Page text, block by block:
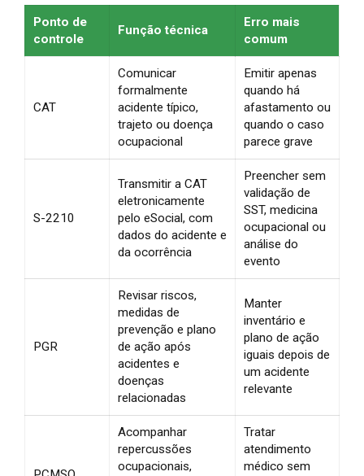
Ponto de
controle
Função técnica
Erro mais
comum
CAT
Comunicar
formalmente
acidente típico,
trajeto ou doença
ocupacional
Emitir apenas
quando há
afastamento ou
quando o caso
parece grave
S-2210
Transmitir a CAT
eletronicamente
pelo eSocial, com
dados do acidente e
da ocorrência
Preencher sem
validação de
SST, medicina
ocupacional ou
análise do
evento
PGR
Revisar riscos,
medidas de
prevenção e plano
de ação após
acidentes e
doenças
relacionadas
Manter
inventário e
plano de ação
iguais depois de
um acidente
relevante
Acompanhar
repercussões
ocupacionais,
Tratar
atendimento
médico sem